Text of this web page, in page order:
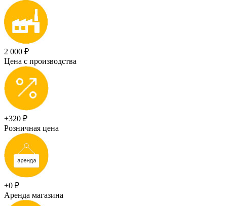
2 000 ₽
Цена с производства
+320 ₽
Розничная цена
+0 ₽
Аренда магазина